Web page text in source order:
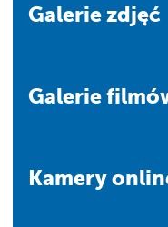
Galerie zdjęć
Galerie
Kamery